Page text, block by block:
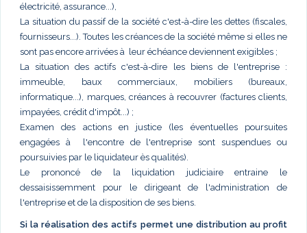
électricité, assurance...),
La situation du passif de la société c'est-à-dire les dettes (fiscales,
fournisseurs...). Toutes les créances de la société même si elles ne
sont pas encore arrivées à leur échéance deviennent exigibles ;
La situation des actifs c'est-à-dire les biens de l'entreprise :
immeuble, baux commerciaux, mobiliers (bureaux,
informatique...), marques, créances à recouvrer (factures clients,
impayées, crédit d'impôt...) ;
Examen des actions en justice (les éventuelles poursuites
engagées à l'encontre de l'entreprise sont suspendues ou
poursuivies par le liquidateur ès qualités).
Le prononcé de la liquidation judiciaire entraine le
dessaisissemment pour le dirigeant de l'administration de
l'entreprise et de la disposition de ses biens.
Si la réalisation des actifs permet une distribution au profit